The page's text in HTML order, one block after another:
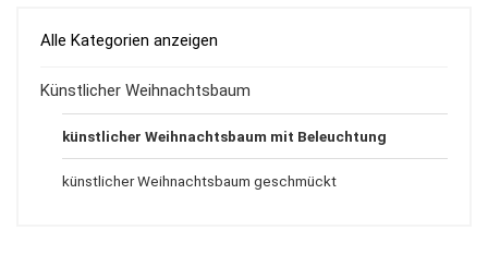
Alle Kategorien anzeigen
Künstlicher Weihnachtsbaum
künstlicher Weihnachtsbaum mit Beleuchtung
künstlicher Weihnachtsbaum geschmückt